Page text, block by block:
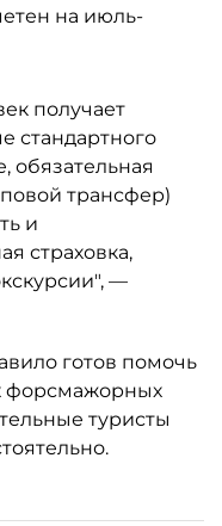
на июль-
получает
стандартного
обязательная
трансфер)
и
страховка,
—
готов помочь
форсмажорных
туристы